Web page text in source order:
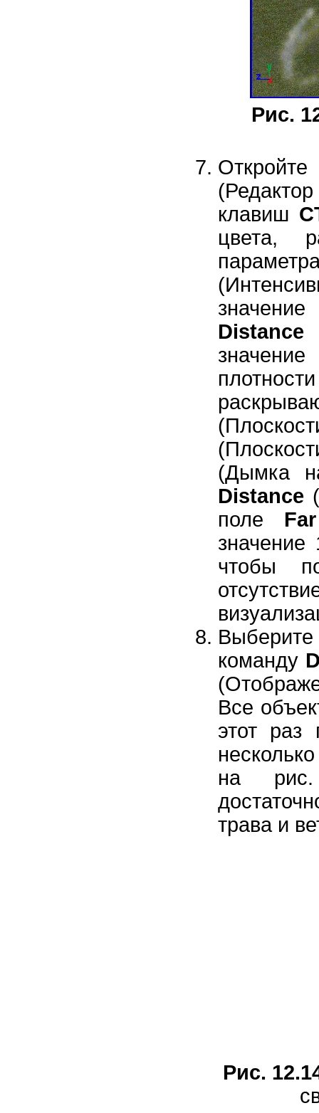
Рис.
клавиш
цвета,
Distance
(Дымка
Distance
поле
значение
чтобы
команду
Все
этот раз
на рис.
трава и
Рис.